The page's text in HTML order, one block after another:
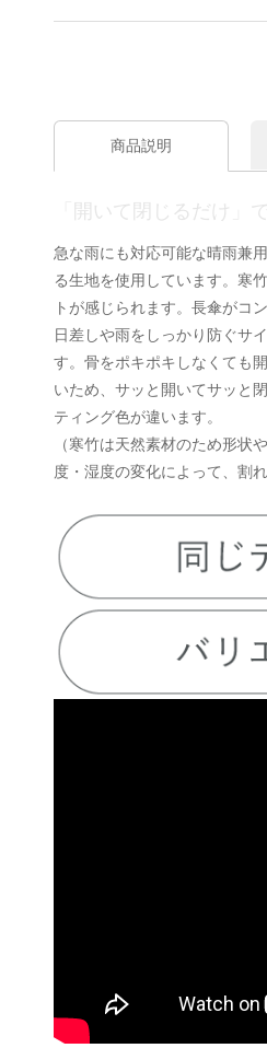
商品説明
「開いて閉じるだけ」
急な雨にも対応可能な晴雨兼
る生地を使用しています。寒
トが感じられます。長傘がコ
日差しや雨をしっかり防ぐサ
す。骨をポキポキしなくても
いため、サッと開いてサッと
ティング色が違います。
（寒竹は天然素材のため形状
度・湿度の変化によって、割